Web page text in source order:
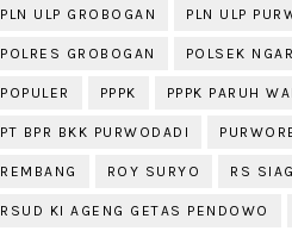
PLN ULP GROBOGAN PLN ULP
POLRES GROBOGAN POLSEK
POPULER PPPK PPPK PARUH
PT BPR BKK PURWODADI
REMBANG ROY SURYO RS
RSUD KI AGENG GETAS PENDOWO